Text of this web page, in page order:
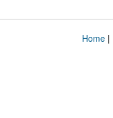
Home|